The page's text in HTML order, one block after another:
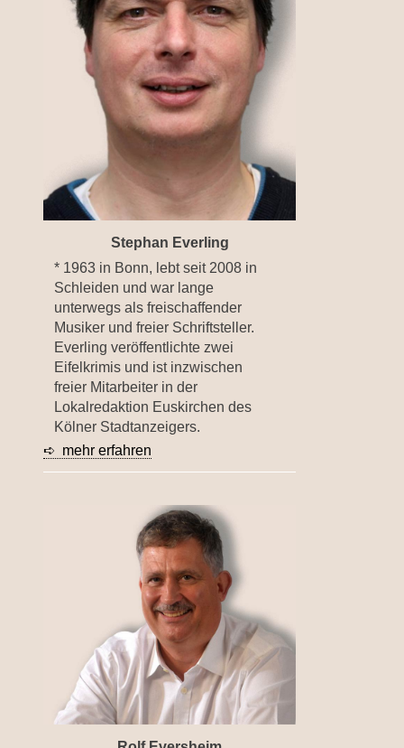
Stephan Everling
* 1963 in Bonn, lebt seit 2008 in
Schleiden und war lange
unterwegs als freischaffender
Musiker und freier Schriftsteller.
Everling veröffentlichte zwei
Eifelkrimis und ist inzwischen
freier Mitarbeiter in der
Lokalredaktion Euskirchen des
Kölner Stadtanzeigers.
➪ mehr erfahren